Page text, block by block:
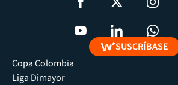
SUSCRÍBASE
Copa Colombia
Liga Dimayor